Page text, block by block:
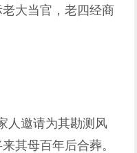
大当官，老四经商
人邀请为其勘测风
其母百年后合葬。